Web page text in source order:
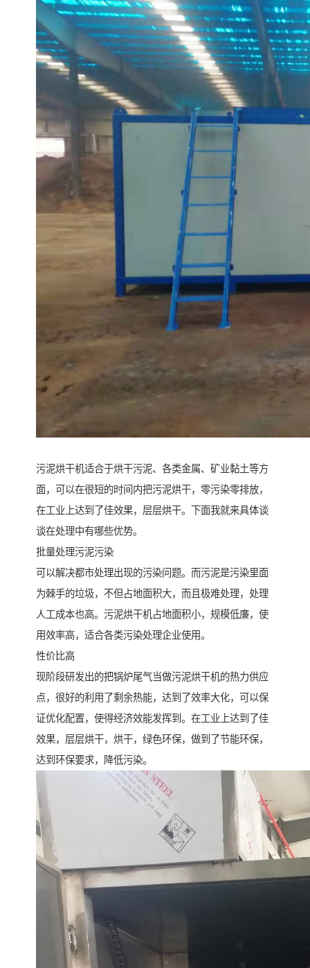
污泥烘干机适合于烘干污泥、各类金属、矿业黏土等方
面，可以在很短的时间内把污泥烘干，零污染零排放，
在工业上达到了佳效果，层层烘干。下面我就来具体谈
谈在处理中有哪些优势。
批量处理污泥污染
可以解决都市处理出现的污染问题。而污泥是污染里面
为棘手的垃圾，不但占地面积大，而且极难处理，处理
人工成本也高。污泥烘干机占地面积小，规模低廉，使
用效率高，适合各类污染处理企业使用。
性价比高
现阶段研发出的把锅炉尾气当做污泥烘干机的热力供应
点，很好的利用了剩余热能，达到了效率大化，可以保
证优化配置，使得经济效能发挥到。在工业上达到了佳
效果，层层烘干，烘干，绿色环保，做到了节能环保，
达到环保要求，降低污染。